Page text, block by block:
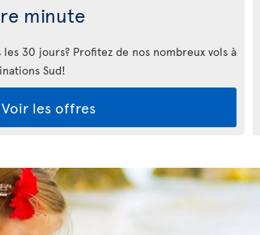
minute
les 30 jours? Profitez de nos nombreux vols à
Sud!
Voir les offres